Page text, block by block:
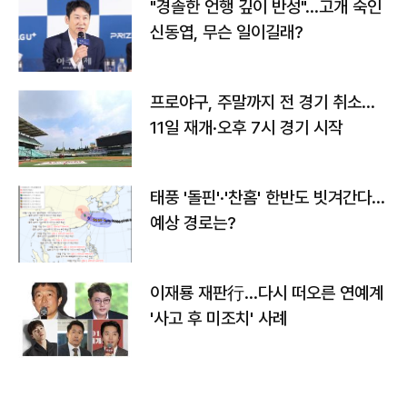
"경솔한 언행 깊이 반성"…고개 숙인
신동엽, 무슨 일이길래?
프로야구, 주말까지 전 경기 취소…
11일 재개·오후 7시 경기 시작
태풍 '돌핀'·'찬홈' 한반도 빗겨간다…
예상 경로는?
이재룡 재판行…다시 떠오른 연예계
'사고 후 미조치' 사례